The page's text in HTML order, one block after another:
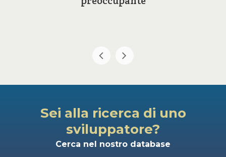
Sei alla ricerca di uno
sviluppatore?
Cerca nel nostro database